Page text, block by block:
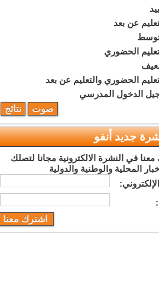
عن بعد
الحضوري
الحضوري والتعليم عن بعد
الدخول المدرسي
جديد أنفو
في النشرة الالكترونية مجانا لتصلك
المحلية والوطنية والدولية